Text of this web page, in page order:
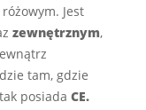
Jest
zewnętrznym,
tam, gdzie
posiada CE.